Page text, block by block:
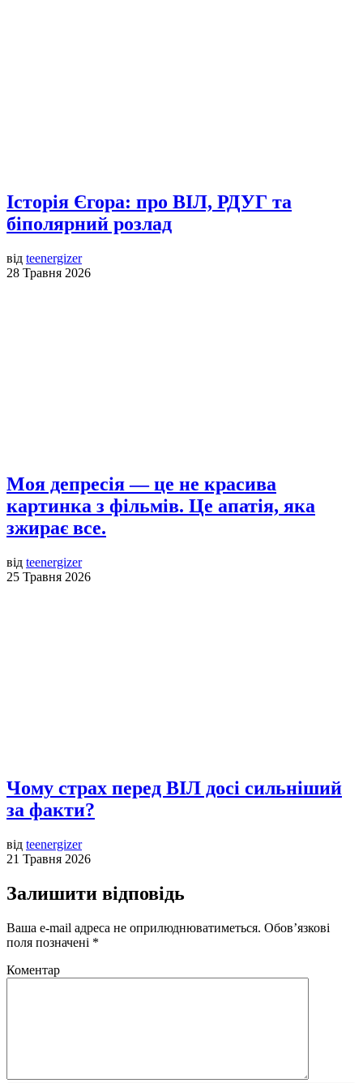
Історія Єгора: про ВІЛ, РДУГ та
біполярний розлад
від teenergizer
28 Травня 2026
Моя депресія — це не красива
картинка з фільмів. Це апатія, яка
зжирає все.
від teenergizer
25 Травня 2026
Чому страх перед ВІЛ досі сильніший
за факти?
від teenergizer
21 Травня 2026
Залишити відповідь
Ваша e-mail адреса не оприлюднюватиметься. Обов’язкові
поля позначені *
Коментар